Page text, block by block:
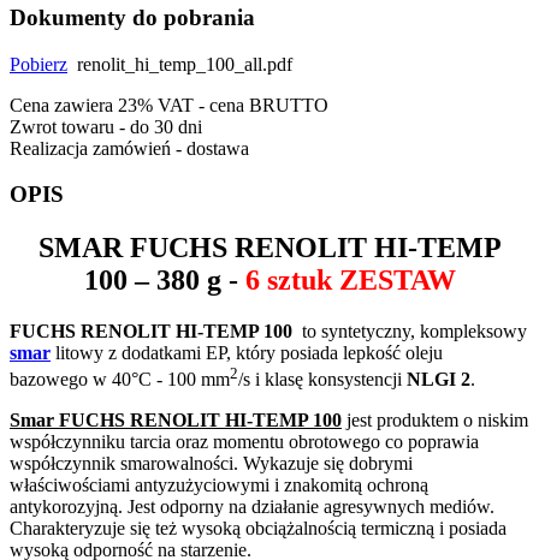
Dokumenty do pobrania
Pobierz renolit_hi_temp_100_all.pdf
Cena zawiera 23% VAT - cena BRUTTO
Zwrot towaru - do 30 dni
Realizacja zamówień - dostawa
OPIS
SMAR FUCHS RENOLIT HI-TEMP
100 – 380 g - 6 sztuk ZESTAW
FUCHS RENOLIT HI-TEMP 100 to syntetyczny, kompleksowy
smar litowy z dodatkami EP, który posiada lepkość oleju
bazowego w 40°C - 100 mm2/s i klasę konsystencji NLGI 2.
Smar FUCHS RENOLIT HI-TEMP 100 jest produktem o niskim
współczynniku tarcia oraz momentu obrotowego co poprawia
współczynnik smarowalności. Wykazuje się dobrymi
właściwościami antyzużyciowymi i znakomitą ochroną
antykorozyjną. Jest odporny na działanie agresywnych mediów.
Charakteryzuje się też wysoką obciążalnością termiczną i posiada
wysoką odporność na starzenie.